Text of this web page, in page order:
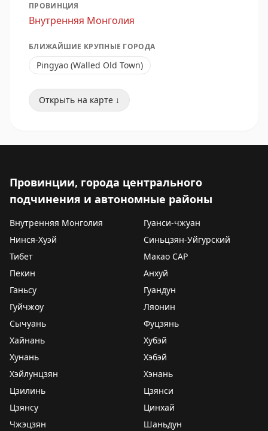
ПРОВИНЦИЯ
Внутренняя Монголия
БЛИЖАЙШИЕ КРУПНЫЕ ГОРОДА
Pingyao (Walled Old Town)
Открыть на карте ↓
Провинции, города центрального
подчинения и автономные районы
Внутренняя Монголия
Гуанси-чжуан
Нинся-Хуэй
Синьцзян-Уйгурский
Тибет
Макао САР
Пекин
Анхуй
Ганьсу
Гуандун
Гуйчжоу
Ляонин
Сычуань
Фуцзянь
Хайнань
Хубэй
Хунань
Хэбэй
Хэйлунцзян
Хэнань
Цзилинь
Цзянси
Цзянсу
Цинхай
Чжэцзян
Шаньдун